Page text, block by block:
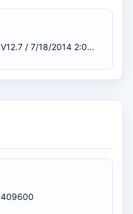
V12.7 / 7/18/2014 2:00:00 AM
409600